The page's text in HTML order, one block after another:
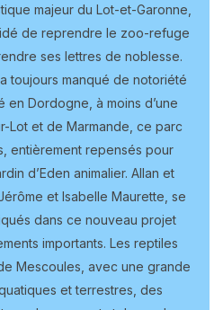
majeur du Lot-et-Garonne,
de reprendre le zoo-refuge
ses lettres de noblesse.
toujours manqué de notoriété
en Dordogne, à moins d’une
Lot et de Marmande, ce parc
entièrement repensés pour
d’Eden animalier. Allan et
et Isabelle Maurette, se
dans ce nouveau projet
importants. Les reptiles
Mescoules, avec une grande
et terrestres, des